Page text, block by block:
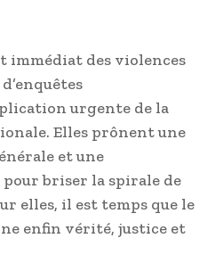
immédiat des violences
urgente de la
Elles prônent une
et une
briser la spirale de
elles, il est temps que le
enfin vérité, justice et